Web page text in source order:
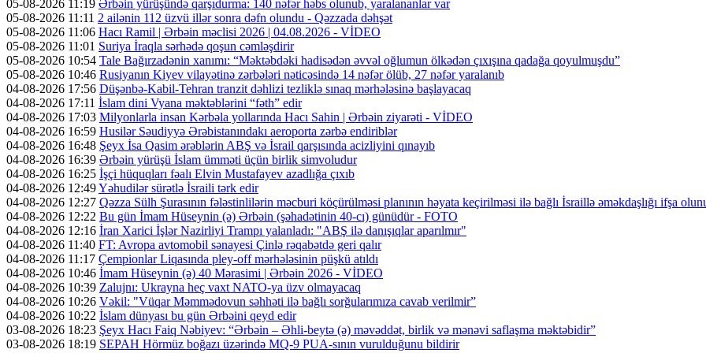
05-08-2026 11:19 Ərbəin yürüşündə qarşıdurma: 140 nəfər həbs olunub, yaralananlar var
05-08-2026 11:11 2 ailənin 112 üzvü illər sonra dəfn olundu - Qəzzada dəhşət
05-08-2026 11:06 Hacı Ramil | Ərbəin məclisi 2026 | 04.08.2026 - VİDEO
05-08-2026 11:01 Suriya İraqla sərhədə qoşun cəmləşdirir
05-08-2026 10:54 Tale Bağırzadənin xanımı: “Məktəbdəki hadisədən əvvəl oğlumun ölkədən çıxışına qadağa qoyulmuşdu”
05-08-2026 10:46 Rusiyanın Kiyev vilayətinə zərbələri nəticəsində 14 nəfər ölüb, 27 nəfər yaralanıb
04-08-2026 17:56 Düşənbə-Kabil-Tehran tranzit dəhlizi tezliklə sınaq mərhələsinə başlayacaq
04-08-2026 17:11 İslam dini Vyana məktəblərini “fəth” edir
04-08-2026 17:03 Milyonlarla insan Kərbəla yollarında Hacı Sahin | Ərbəin ziyarəti - VİDEO
04-08-2026 16:59 Husilər Səudiyyə Ərəbistanındakı aeroporta zərbə endiriblər
04-08-2026 16:48 Şeyx İsa Qasim ərəblərin ABŞ və İsrail qarşısında acizliyini qınayıb
04-08-2026 16:39 Ərbəin yürüşü İslam ümməti üçün birlik simvoludur
04-08-2026 16:25 İşçi hüquqları fəalı Elvin Mustafayev azadlığa çıxıb
04-08-2026 12:49Yəhudilər sürətlə İsraili tərk edir
04-08-2026 12:27 Qəzza Sülh Şurasının fələstinlilərin məcburi köçürülməsi planının həyata keçirilməsi ilə bağlı İsraillə əməkdaşlığı ifşa
04-08-2026 12:22 Bu gün İmam Hüseynin (ə) Ərbəin (şəhadətinin 40-cı) günüdür - FOTO
04-08-2026 12:16 İran Xarici İşlər Nazirliyi Trampı yalanladı: "ABŞ ilə danışıqlar aparılmır"
04-08-2026 11:40 FT: Avropa avtomobil sənayesi Çinlə rəqabətdə geri qalır
04-08-2026 11:17 Çempionlar Liqasında pley-off mərhələsinin püşkü atıldı
04-08-2026 10:46 İmam Hüseynin (ə) 40 Mərasimi | Ərbəin 2026 - VİDEO
04-08-2026 10:39 Zalujnı: Ukrayna heç vaxt NATO-ya üzv olmayacaq
04-08-2026 10:26 Vəkil: "Vüqar Məmmədovun səhhəti ilə bağlı sorğularımıza cavab verilmir”
04-08-2026 10:22 İslam dünyası bu gün Ərbəini qeyd edir
03-08-2026 18:23 Şeyx Hacı Faiq Nəbiyev: “Ərbəin – Əhli-beytə (ə) məvəddət, birlik və mənəvi saflaşma məktəbidir”
03-08-2026 18:19 SEPAH Hörmüz boğazı üzərində MQ-9 PUA-sının vurulduğunu bildirir